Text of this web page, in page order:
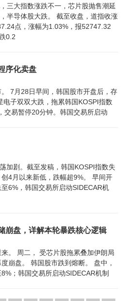
三大指数涨跌不一，芯片股抛售潮延
半导体股大跌。 截至收盘，道指收涨
点，涨幅为1.03%，报52747.32
0.2
序化卖盘
7月28日早间，韩国股市开盘后，存
电子双双大跌，拖累韩国KOSPI指数
交易暂停20分钟。韩国交易所启动
加剧。截至发稿，韩国KOSPI指数失
4月以来新低，跌幅超9%。 早间开
6%，韩国交易所启动SIDECAR机
崩盘，详解本轮暴跌核心逻辑
。 周二， 受芯片股拖累叠加伊朗局
崩盘。 韩国股市跌到熔断。 盘中，
；韩国交易所启动SIDECAR机制